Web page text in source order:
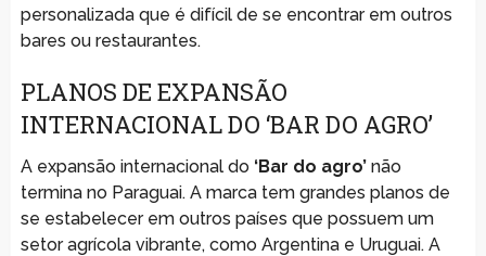
personalizada que é difícil de se encontrar em outros
bares ou restaurantes.
PLANOS DE EXPANSÃO
INTERNACIONAL DO ‘BAR DO AGRO’
A expansão internacional do ‘Bar do agro’não
termina no Paraguai. A marca tem grandes planos de
se estabelecer em outros países que possuem um
setor agrícola vibrante, como Argentina e Uruguai. A